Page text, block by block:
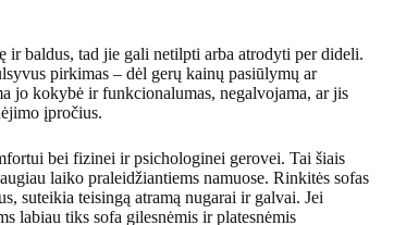
ir baldus, tad jie gali netilpti arba atrodyti per dideli.
pirkimas – dėl gerų kainų pasiūlymų ar
jo kokybė ir funkcionalumas, negalvojama, ar jis
įpročius.
bei fizinei ir psichologinei gerovei. Tai šiais
laiko praleidžiantiems namuose. Rinkitės sofas
suteikia teisingą atramą nugarai ir galvai. Jei
labiau tiks sofa gilesnėmis ir platesnėmis